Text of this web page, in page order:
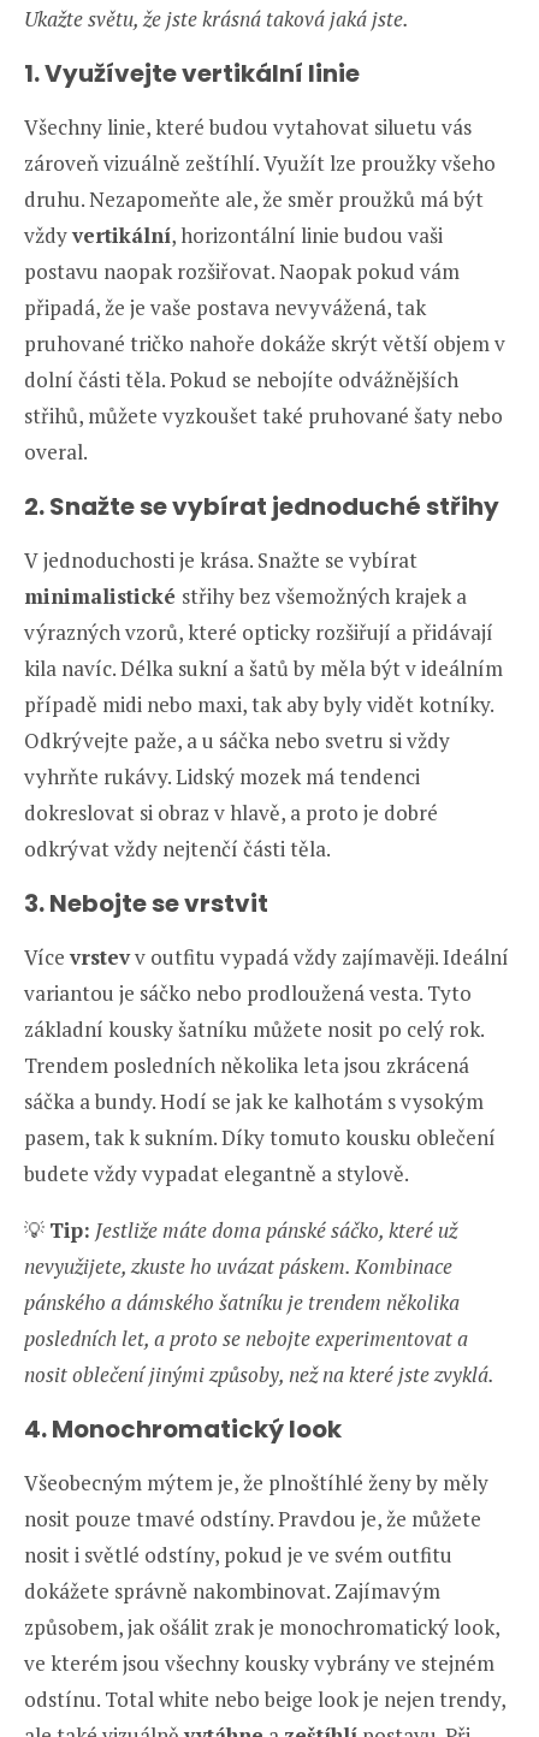
Ukažte světu, že jste krásná taková jaká jste.
1. Využívejte vertikální linie
Všechny linie, které budou vytahovat siluetu vás
zároveň vizuálně zeštíhlí. Využít lze proužky všeho
druhu. Nezapomeňte ale, že směr proužků má být
vždyvertikální, horizontální linie budou vaši
postavu naopak rozšiřovat. Naopak pokud vám
připadá, že je vaše postava nevyvážená, tak
pruhované tričko nahoře dokáže skrýt větší objem v
dolní části těla. Pokud se nebojíte odvážnějších
střihů, můžete vyzkoušet také pruhované šaty nebo
overal.
2.Snažte se vybírat jednoduché střihy
V jednoduchosti je krása. Snažte se vybírat
minimalistické střihy bez všemožných krajek a
výrazných vzorů, které opticky rozšiřují a přidávají
kila navíc. Délka sukní a šatů by měla být v ideálním
případě midi nebo maxi, tak aby byly vidět kotníky.
Odkrývejte paže, a u sáčka nebo svetru si vždy
vyhrňte rukávy. Lidský mozek má tendenci
dokreslovat si obraz v hlavě, a proto je dobré
odkrývat vždy nejtenčí části těla.
3. Nebojte se vrstvit
Více vrstevv outfitu vypadá vždy zajímavěji. Ideální
variantou je sáčko nebo prodloužená vesta. Tyto
základní kousky šatníku můžete nosit po celý rok.
Trendem posledních několika leta jsou zkrácená
sáčka a bundy. Hodí se jak ke kalhotám s vysokým
pasem, tak k sukním. Díky tomuto kousku oblečení
budete vždy vypadat elegantně a stylově.
💡 Tip: Jestliže máte doma pánské sáčko, které už
nevyužijete, zkuste ho uvázat páskem. Kombinace
pánského a dámského šatníku je trendem několika
posledních let, a proto se nebojte experimentovat a
nosit oblečení jinými způsoby, než na které jste zvyklá.
4. Monochromatický look
Všeobecným mýtem je, že plnoštíhlé ženy by měly
nosit pouze tmavé odstíny. Pravdou je, že můžete
nosit i světlé odstíny, pokud je ve svém outfitu
dokážete správně nakombinovat. Zajímavým
způsobem, jak ošálit zrak je monochromatický look,
ve kterém jsou všechny kousky vybrány ve stejném
odstínu. Total white nebo beige look je nejen trendy,